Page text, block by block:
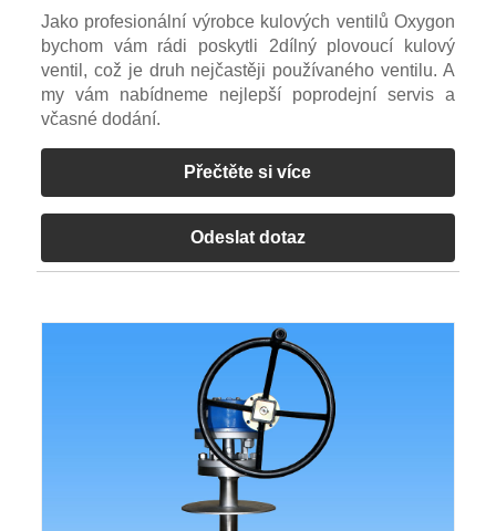
Jako profesionální výrobce kulových ventilů Oxygon
bychom vám rádi poskytli 2dílný plovoucí kulový
ventil, což je druh nejčastěji používaného ventilu. A
my vám nabídneme nejlepší poprodejní servis a
včasné dodání.
Přečtěte si více
Odeslat dotaz